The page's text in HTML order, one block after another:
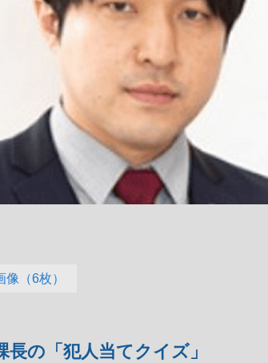
（6枚）
の「犯人当てクイズ」